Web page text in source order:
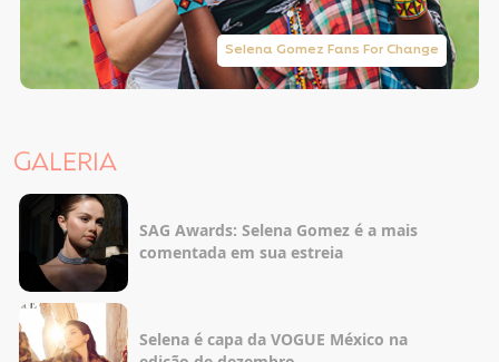
Selena Gomez Fans For Change
GALERIA
SAG Awards: Selena Gomez é a mais
comentada em sua estreia
Selena é capa da VOGUE México na